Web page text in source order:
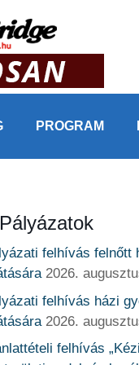
PROGRAM
Pályázatok
felhívás felnőtt
2026.
felhívás házi
2026.
felhívás